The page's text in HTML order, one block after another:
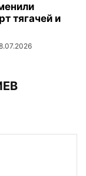
тягачей и